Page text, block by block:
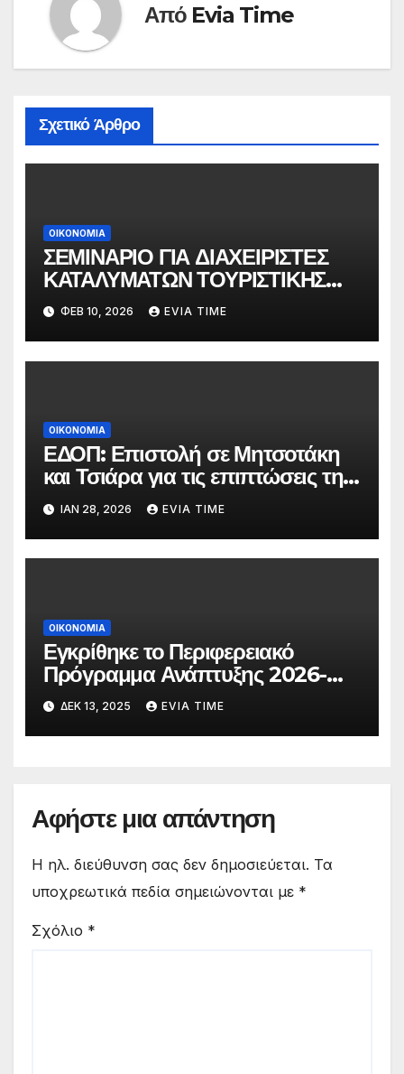
Από Evia Time
Σχετικό Άρθρο
ΟΙΚΟΝΟΜΙΑ
ΣΕΜΙΝΑΡΙΟ ΓΙΑ ΔΙΑΧΕΙΡΙΣΤΕΣ
ΚΑΤΑΛΥΜΑΤΩΝ ΤΟΥΡΙΣΤΙΚΗΣ
ΚΑΙ ΒΡΑΧΥΧΡΟΝΙΑΣ ΜΙΣΘΩΣΗΣ
ΣΤΗ ΧΑΛΚΙΔΑ
ΦΕΒ 10, 2026 EVIA TIME
ΟΙΚΟΝΟΜΙΑ
ΕΔΟΠ: Επιστολή σε Μητσοτάκη
και Τσιάρα για τις επιπτώσεις της
συμφωνίας ΕΕ-Mercosur στην
ελληνική πτηνοτροφία
ΙΑΝ 28, 2026 EVIA TIME
ΟΙΚΟΝΟΜΙΑ
Εγκρίθηκε το Περιφερειακό
Πρόγραμμα Ανάπτυξης 2026-
2030 με 275.000.000 € για νέα
έργα και δράσεις
ΔΕΚ 13, 2025 EVIA TIME
Αφήστε μια απάντηση
Η ηλ. διεύθυνση σας δεν δημοσιεύεται. Τα
υποχρεωτικά πεδία σημειώνονται με *
Σχόλιο *